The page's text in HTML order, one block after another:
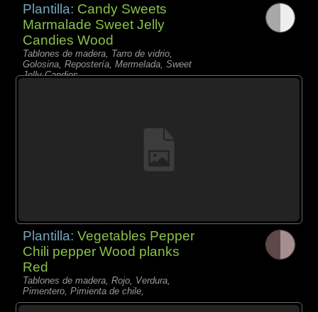
Plantilla: Candy Sweets
Marmalade Sweet Jelly
Candies Wood
Tablones de madera, Tarro de vidrio,
Golosina, Repostería, Mermelada, Sweet
Jelly Candies
Plantilla:Vegetables Pepper
Chili pepper Wood planks
Red
Tablones de madera, Rojo, Verdura,
Pimentero, Pimienta de chile,